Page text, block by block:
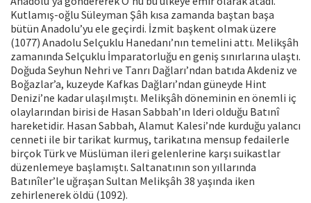
Kutlamış-oğlu Süleyman Şâh kısa zamanda baştan başa
bütün Anadolu’yu ele geçirdi. İzmit başkent olmak üzere
(1077) Anadolu Selçuklu Hanedanı’nın temelini attı. Melikşâh
zamanında Selçuklu İmparatorluğu en geniş sınırlarına ulaştı.
Doğuda Seyhun Nehri ve Tanrı Dağları’ndan batıda Akdeniz ve
Boğazlar’a, kuzeyde Kafkas Dağları’ndan güneyde Hint
Denizi’ne kadar ulaşılmıştı. Melikşâh döneminin en önemli iç
olaylarından birisi de Hasan Sabbah’ın lderi olduğu Batınî
hareketidir. Hasan Sabbah, Alamut Kalesi’nde kurduğu yalancı
cenneti ile bir tarikat kurmuş, tarikatına mensup fedailerle
birçok Türk ve Müslüman ileri gelenlerine karşı suikastlar
düzenlemeye başlamıştı. Saltanatının son yıllarında
Batınîler’le uğraşan Sultan Melikşâh 38 yaşında iken
zehirlenerek öldü (1092).